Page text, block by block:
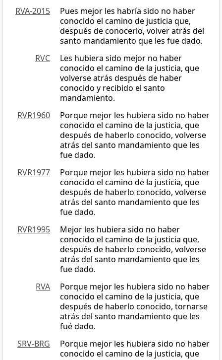
RVA-2015
Pues mejor les habría sido no haber
conocido el camino de justicia que,
después de conocerlo, volver atrás del
santo mandamiento que les fue dado.
RVC
Les hubiera sido mejor no haber
conocido el camino de la justicia, que
volverse atrás después de haber
conocido y recibido el santo
mandamiento.
RVR1960
Porque mejor les hubiera sido no haber
conocido el camino de la justicia, que
después de haberlo conocido, volverse
atrás del santo mandamiento que les
fue dado.
RVR1977
Porque mejor les hubiera sido no haber
conocido el camino de la justicia, que
después de haberlo conocido, volverse
atrás del santo mandamiento que les
fue dado.
RVR1995
Mejor les hubiera sido no haber
conocido el camino de la justicia que,
después de haberlo conocido, volverse
atrás del santo mandamiento que les
fue dado.
RVA
Porque mejor les hubiera sido no haber
conocido el camino de la justicia, que
después de haberlo conocido, tornarse
atrás del santo mandamiento que les
fué dado.
SRV-BRG
Porque mejor les hubiera sido no haber
conocido el camino de la justicia, que